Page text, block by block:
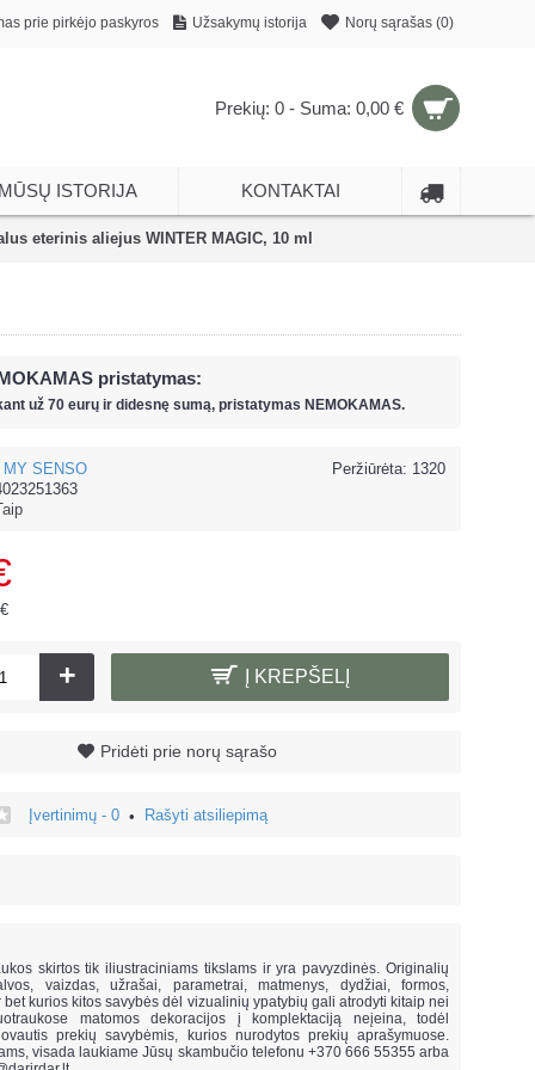
prie pirkėjo paskyros Užsakymų istorija Norų sąrašas (0)
Prekių: 0 - Suma: 0,00 €
ISTORIJA KONTAKTAI
eterinis aliejus WINTER MAGIC, 10 ml
pristatymas:
už 70 eurų ir didesnę sumą, pristatymas NEMOKAMAS.
Peržiūrėta: 1320
MY SENSO
+ Į KREPŠELĮ
Pridėti prie norų sąrašo
Įvertinimų - 0 • Rašyti atsiliepimą
skirtos tik iliustraciniams tikslams ir yra pavyzdinės. Originalių
vaizdas, užrašai, parametrai, matmenys, dydžiai, formos,
bet kurios kitos savybės dėl vizualinių ypatybių gali atrodyti kitaip nei
matomos dekoracijos į komplektaciją neįeina,todėl
prekių savybėmis, kurios nurodytos prekių aprašymuose.
visada laukiame Jūsų skambučio telefonu +370 666 55355 arba